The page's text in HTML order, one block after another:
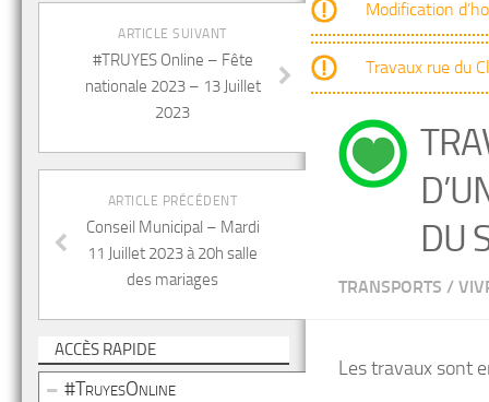
Modification
Travaux rue du
DU
TRANSPORTS /
Les travaux sont
ARTICLE SUIVANT
#TRUYES Online – Fête
nationale 2023 – 13 Juillet
2023
ARTICLE PRÉCÉDENT
Conseil Municipal – Mardi
11 Juillet 2023 à 20h salle
des mariages
ACCÈS RAPIDE
#TruyesOnline